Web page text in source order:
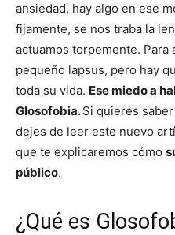
ansiedad, hay algo en ese
fijamente, se nos traba la
actuamos torpemente. Para
pequeño lapsus, pero hay
toda su vida. Ese miedo a
Glosofobia.Si quieres
dejes de leer este nuevo
que te explicaremos cómo
público.
¿Qué es